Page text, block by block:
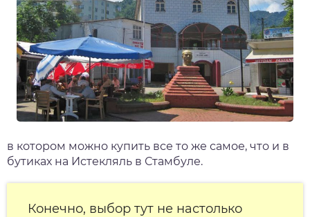
в котором можно купить все то же самое, что и в
бутиках на Истекляль в Стамбуле.
Конечно, выбор тут не настолько